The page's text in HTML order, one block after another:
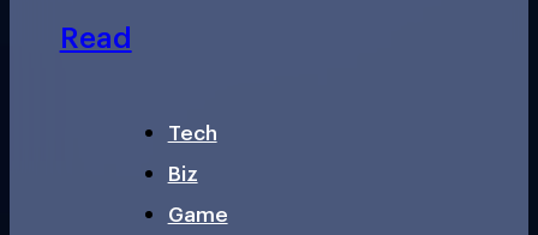
Read
Tech
Biz
Game